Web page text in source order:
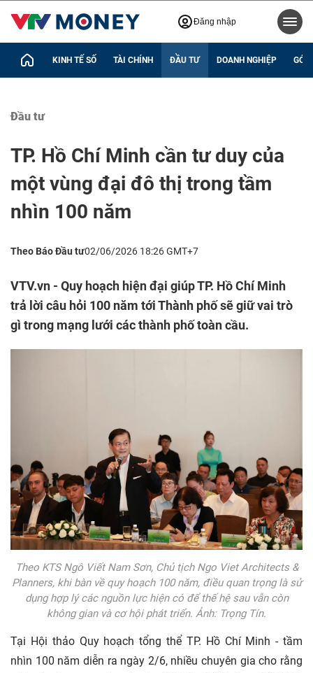
Đăng nhập
KINH TẾ SỐ TÀI CHÍNH ĐẦU TƯ DOANH NGHIỆP GÓC
Đầu tư
TP. Hồ Chí Minh cần tư duy của
một vùng đại đô thị trong tầm
nhìn 100 năm
Theo Báo Đầu tư02/06/2026 18:26 GMT+7
VTV.vn - Quy hoạch hiện đại giúp TP. Hồ Chí Minh
trả lời câu hỏi 100 năm tới Thành phố sẽ giữ vai trò
gì trong mạng lưới các thành phố toàn cầu.
Theo KTS Ngô Viết Nam Sơn, Chủ tịch Ngo Viet Architects &
Planners, khi bàn về quy hoạch 100 năm, điều quan trọng là sử
dụng hợp lý các nguồn lực hiện có để thế hệ sau vẫn còn
không gian và cơ hội phát triển. Ảnh: Trọng Tín.
Tại Hội thảo Quy hoạch tổng thể TP. Hồ Chí Minh - tầm
nhìn 100 năm diễn ra ngày 2/6, nhiều chuyên gia cho rằng